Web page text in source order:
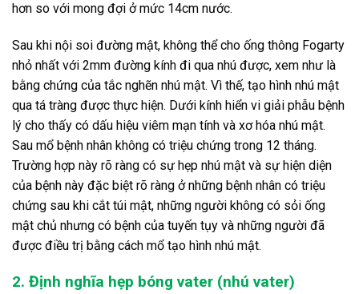
hơn so với mong đợi ở mức 14cm nước.
Sau khi nội soi đường mật, không thể cho ống thông Fogarty
nhỏ nhất với 2mm đường kính đi qua nhú được, xem như là
bằng chứng của tắc nghẽn nhú mật. Vì thế, tạo hình nhú mật
qua tá tràng được thực hiện. Dưới kính hiển vi giải phẫu bệnh
lý cho thấy có dấu hiệu viêm mạn tính và xơ hóa nhú mật.
Sau mổ bệnh nhân không có triệu chứng trong 12 tháng.
Trường hợp này rõ ràng có sự hẹp nhú mật và sự hiện diện
của bệnh này đặc biệt rõ ràng ở những bệnh nhân có triệu
chứng sau khi cắt túi mật, những người không có sỏi ống
mật chủ nhưng có bệnh của tuyến tụy và những người đã
được điều trị bằng cách mổ tạo hình nhú mật.
2. Định nghĩa hẹp bóng vater (nhú vater)